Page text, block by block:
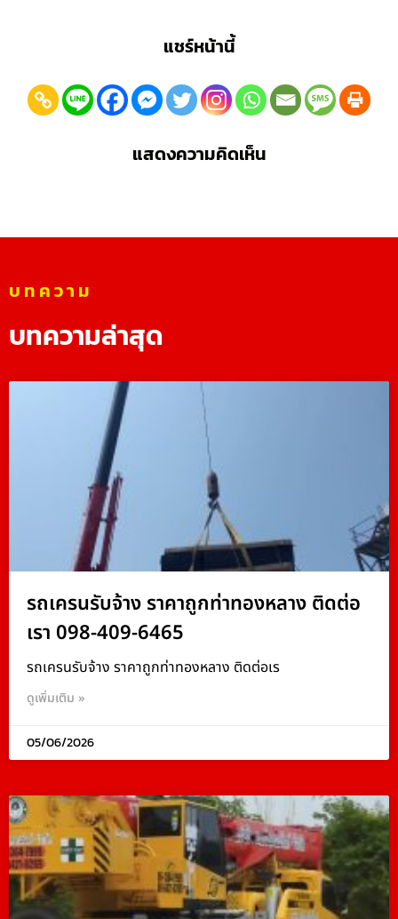
แชร์หน้านี้
แสดงความคิดเห็น
บทความ
บทความล่าสุด
รถเครนรับจ้าง ราคาถูกท่าทองหลาง ติดต่อ
เรา 098-409-6465
รถเครนรับจ้าง ราคาถูกท่าทองหลาง ติดต่อเร
ดูเพิ่มเติม »
05/06/2026